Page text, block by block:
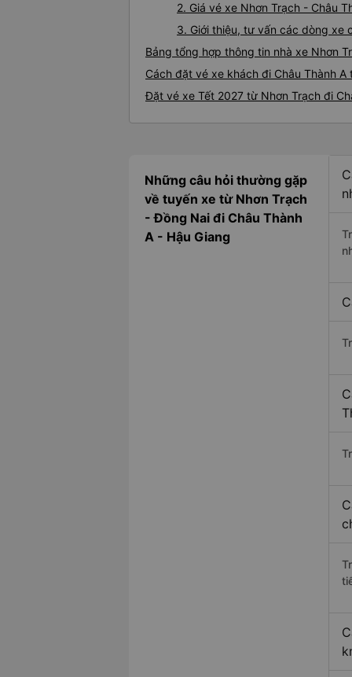
2. Giá vé xe Nhơn Trạch - Châu
3. Giới thiệu, tư vấn các dòng xe
Bảng tổng hợp thông tin nhà xe Nhơn
Cách đặt vé xe khách đi Châu Thành
Đặt vé xe Tết 2027 từ Nhơn Trạch đi
Những câu hỏi thường gặp
về tuyến xe từ Nhơn Trạch
- Đồng Nai đi Châu Thành
A - Hậu Giang